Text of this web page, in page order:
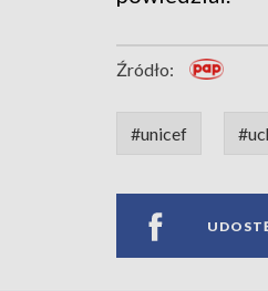
Źródło:
#unicef